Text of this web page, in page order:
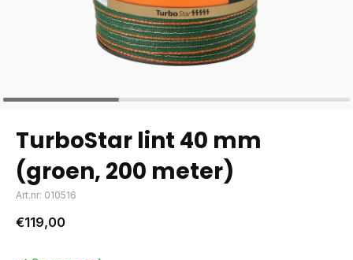
TurboStar lint 40 mm
(groen, 200 meter)
Art.nr: 010516
€119,00